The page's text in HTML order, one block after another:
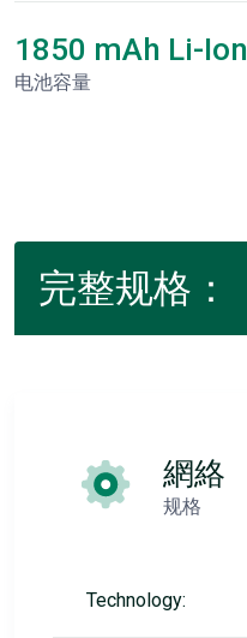
1850 mAh Li-Ion
电池容量
完整规格：
網絡
规格
Technology: